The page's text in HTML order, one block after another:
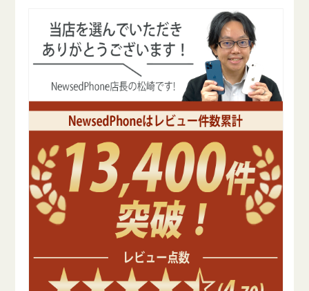
ラ
ン
ク
フ
リ
数
量
を
減
ら
ラ
ン
ク
SIM
フ
リ
ー
の
数
量
を
増
や
す